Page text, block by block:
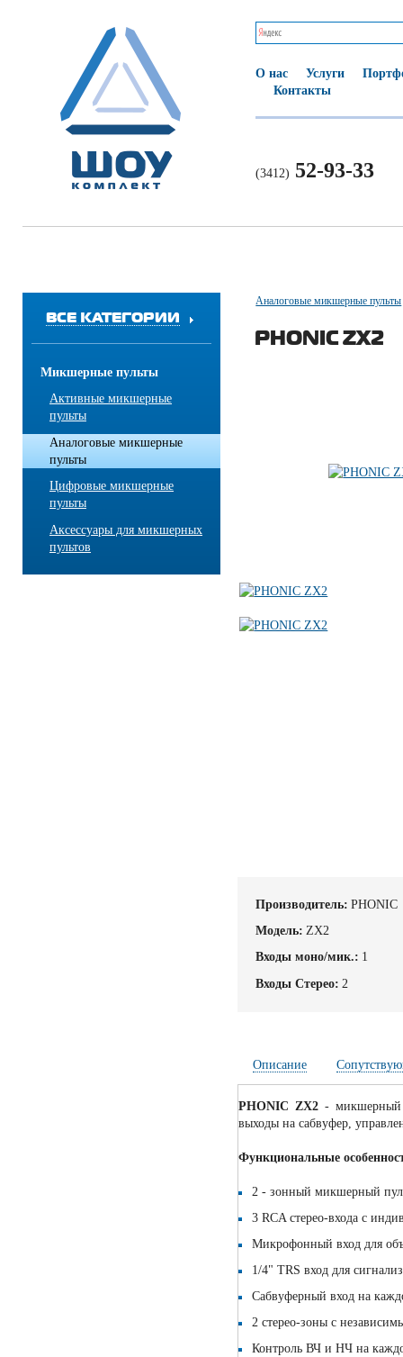
О нас Услуги
Контакты
(3412) 52-93-33
ВСЕ КАТЕГОРИИ
Микшерные пульты
Активные микшерные
пульты
Аналоговые микшерные
пульты
Цифровые микшерные
пульты
Аксессуары для микшерных
пультов
Аналоговые микшерные пульты
PHONIC ZX2
Производитель: PHONIC
Модель: ZX2
Входы моно/мик.: 1
Входы Стерео: 2
Описание
PHONIC ZX2 - микшерный
выходы на сабвуфер,
Функциональные
2 - зонный микшерный
3 RCA стерео-входа c
Микрофонный вход для
1/4" TRS вход для
Сабвуферный вход на
2 стерео-зоны с
Контроль ВЧ и НЧ на